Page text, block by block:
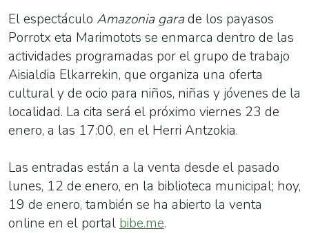
El espectáculo Amazonia garade los payasos
Porrotx eta Marimotots se enmarca dentro de las
actividades programadas por el grupo de trabajo
Aisialdia Elkarrekin, que organiza una oferta
cultural y de ocio para niños, niñas y jóvenes de la
localidad. La cita será el próximo viernes 23 de
enero, a las 17:00, en el Herri Antzokia.
Las entradas están a la venta desde el pasado
lunes, 12 de enero, en la biblioteca municipal; hoy,
19 de enero, también se ha abierto la venta
online en el portal bibe.me.